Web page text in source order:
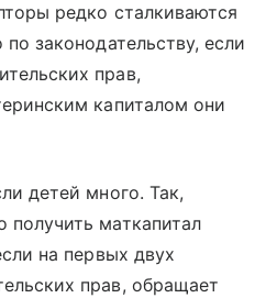
редко сталкиваются
законодательству, если
прав,
капиталом они
детей много. Так,
маткапитал
на первых двух
прав, обращает